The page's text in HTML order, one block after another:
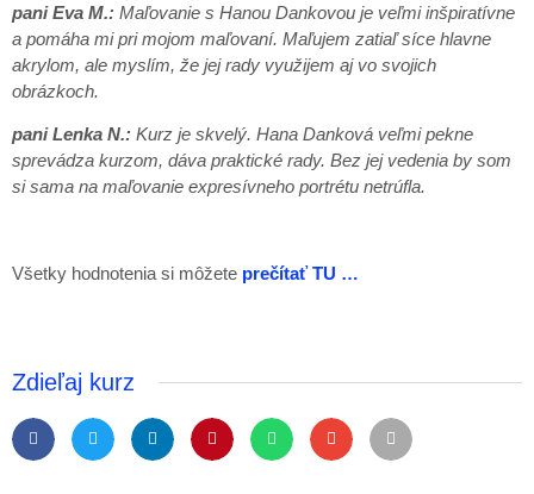
pani Eva M.: Maľovanie s Hanou Dankovou je veľmi inšpiratívne
a pomáha mi pri mojom maľovaní. Maľujem zatiaľ síce hlavne
akrylom, ale myslím, že jej rady využijem aj vo svojich
obrázkoch.
pani Lenka N.: Kurz je skvelý. Hana Danková veľmi pekne
sprevádza kurzom, dáva praktické rady. Bez jej vedenia by som
si sama na maľovanie expresívneho portrétu netrúfla.
Všetky hodnotenia si môžete prečítať TU …
Zdieľaj kurz